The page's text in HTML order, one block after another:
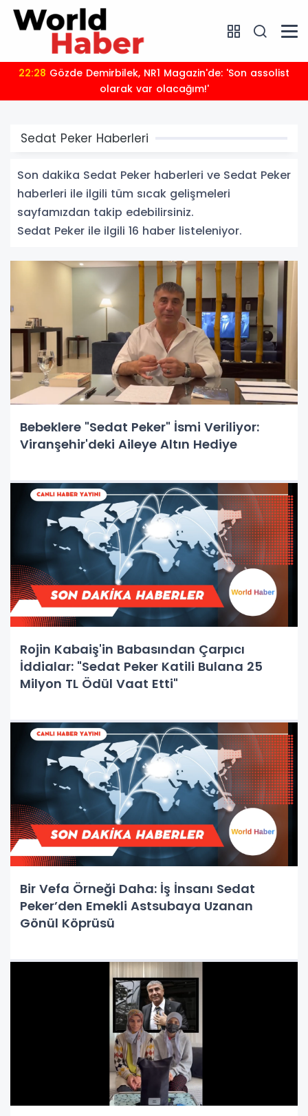
22:28
olarak var olacağım!'
Sedat Peker Haberleri
Son dakika Sedat Peker haberleri ve Sedat Peker
haberleri ile ilgili tüm sıcak gelişmeleri
sayfamızdan takip edebilirsiniz.
Sedat Peker ile ilgili 16 haber listeleniyor.
Bebeklere "Sedat Peker" İsmi Veriliyor:
Viranşehir'deki Aileye Altın Hediye
Rojin Kabaiş'in Babasından Çarpıcı
İddialar: "Sedat Peker Katili Bulana 25
Milyon TL Ödül Vaat Etti"
Bir Vefa Örneği Daha: İş İnsanı Sedat
Peker’den Emekli Astsubaya Uzanan
Gönül Köprüsü